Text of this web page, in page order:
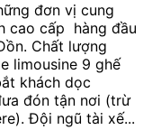
đơn vị cung
cao cấp hàng đầu
Chất lượng
limousine 9 ghế
khách dọc
đón tận nơi (trừ
Đội ngũ tài xế...